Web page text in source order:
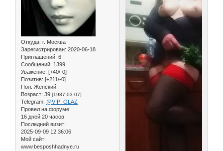
Откуда: г. Москва
Зарегистрирован: 2020-06-18
Приглашений: 6
Сообщений: 1399
Уважение: [+40/-0]
Позитив: [+211/-0]
Пол: Женский
Возраст: 39 [1987-03-07]
Telegram: @VIP_GLAZ
Провел на форуме:
16 дней 20 часов
Последний визит:
2025-09-09 12:36:06
Мой сайт:
www.besposhhadnye.ru